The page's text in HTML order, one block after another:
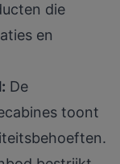
die
en
De
toont